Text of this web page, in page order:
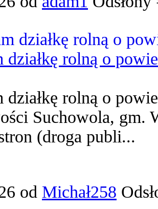
działkę rolną o
działkę rolną o
Suchowola, gm.
(droga publi...
od Michał258